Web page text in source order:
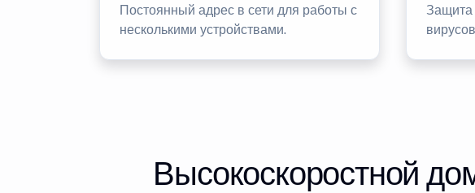
Постоянный адрес в сети для работы с
несколькими устройствами.
Защита
Высокоскоростной